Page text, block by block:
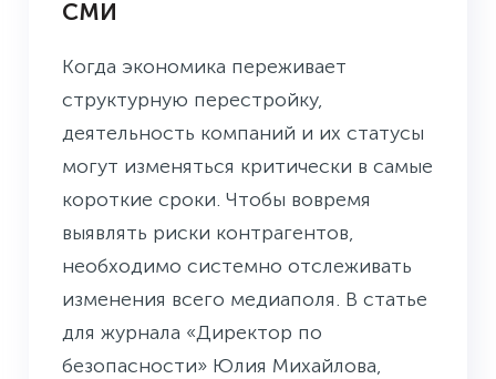
СМИ
Когда экономика переживает
структурную перестройку,
деятельность компаний и их статусы
могут изменяться критически в самые
короткие сроки. Чтобы вовремя
выявлять риски контрагентов,
необходимо системно отслеживать
изменения всего медиаполя. В статье
для журнала «Директор по
безопасности» Юлия Михайлова,